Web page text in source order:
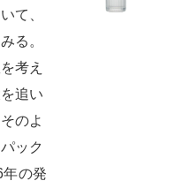
て、
る。
考え
追い
のよ
ック
年の発